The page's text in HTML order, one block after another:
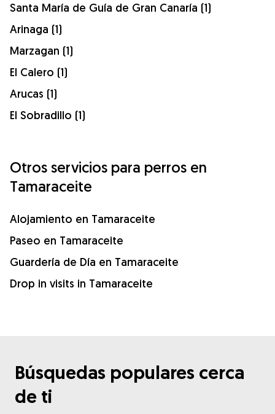
Santa María de Guía de Gran Canaría (1)
Arinaga (1)
Marzagan (1)
El Calero (1)
Arucas (1)
El Sobradillo (1)
Otros servicios para perros en
Tamaraceite
Alojamiento en Tamaraceite
Paseo en Tamaraceite
Guardería de Día en Tamaraceite
Drop in visits in Tamaraceite
Búsquedas populares cerca
de ti